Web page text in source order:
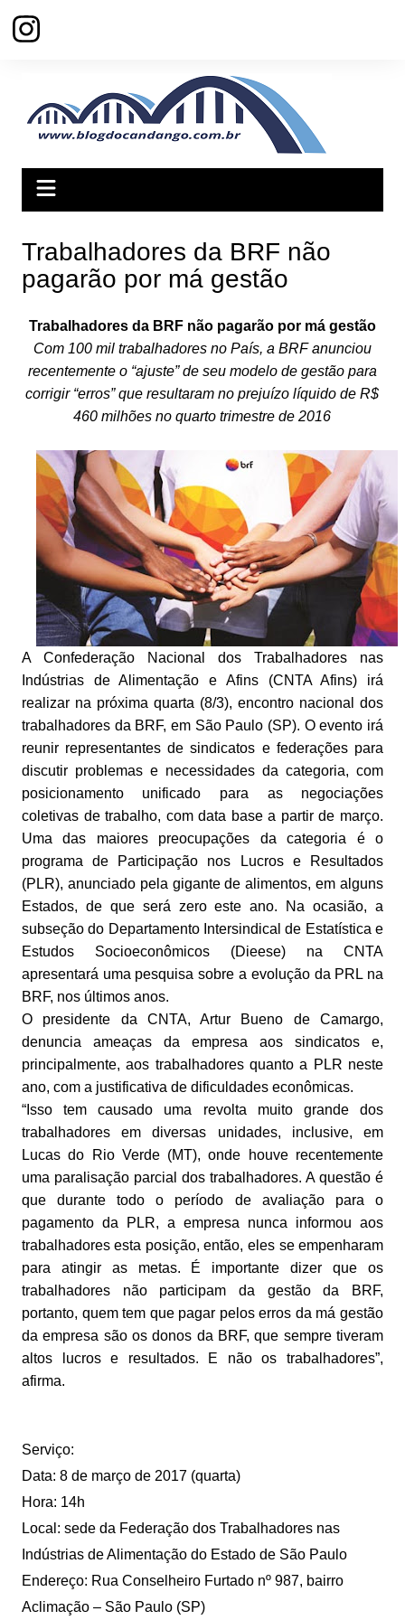
para
Trabalhadores da BRF não
pagarão por má gestão
Trabalhadores da BRF não pagarão por má gestão
Com 100 mil trabalhadores no País, a BRF anunciou
recentemente o “ajuste” de seu modelo de gestão para
corrigir “erros” que resultaram no prejuízo líquido de R$
460 milhões no quarto trimestre de 2016
A Confederação Nacional dos Trabalhadores nas
Indústrias de Alimentação e Afins (CNTA Afins) irá
realizar na próxima quarta (8/3), encontro nacional dos
trabalhadores da BRF, em São Paulo (SP). O evento irá
reunir representantes de sindicatos e federações para
discutir problemas e necessidades da categoria, com
posicionamento unificado para as negociações
coletivas de trabalho, com data base a partir de março.
Uma das maiores preocupações da categoria é o
programa de Participação nos Lucros e Resultados
(PLR), anunciado pela gigante de alimentos, em alguns
Estados, de que será zero este ano. Na ocasião, a
subseção do Departamento Intersindical de Estatística e
Estudos Socioeconômicos (Dieese) na CNTA
apresentará uma pesquisa sobre a evolução da PRL na
BRF, nos últimos anos.
O presidente da CNTA, Artur Bueno de Camargo,
denuncia ameaças da empresa aos sindicatos e,
principalmente, aos trabalhadores quanto a PLR neste
ano, com a justificativa de dificuldades econômicas.
“Isso tem causado uma revolta muito grande dos
trabalhadores em diversas unidades, inclusive, em
Lucas do Rio Verde (MT), onde houve recentemente
uma paralisação parcial dos trabalhadores. A questão é
que durante todo o período de avaliação para o
pagamento da PLR, a empresa nunca informou aos
trabalhadores esta posição, então, eles se empenharam
para atingir as metas. É importante dizer que os
trabalhadores não participam da gestão da BRF,
portanto, quem tem que pagar pelos erros da má gestão
da empresa são os donos da BRF, que sempre tiveram
altos lucros e resultados. E não os trabalhadores”,
afirma.
Serviço:
Data: 8 de março de 2017 (quarta)
Hora: 14h
Local: sede da Federação dos Trabalhadores nas
Indústrias de Alimentação do Estado de São Paulo
Endereço: Rua Conselheiro Furtado nº 987, bairro
Aclimação – São Paulo (SP)